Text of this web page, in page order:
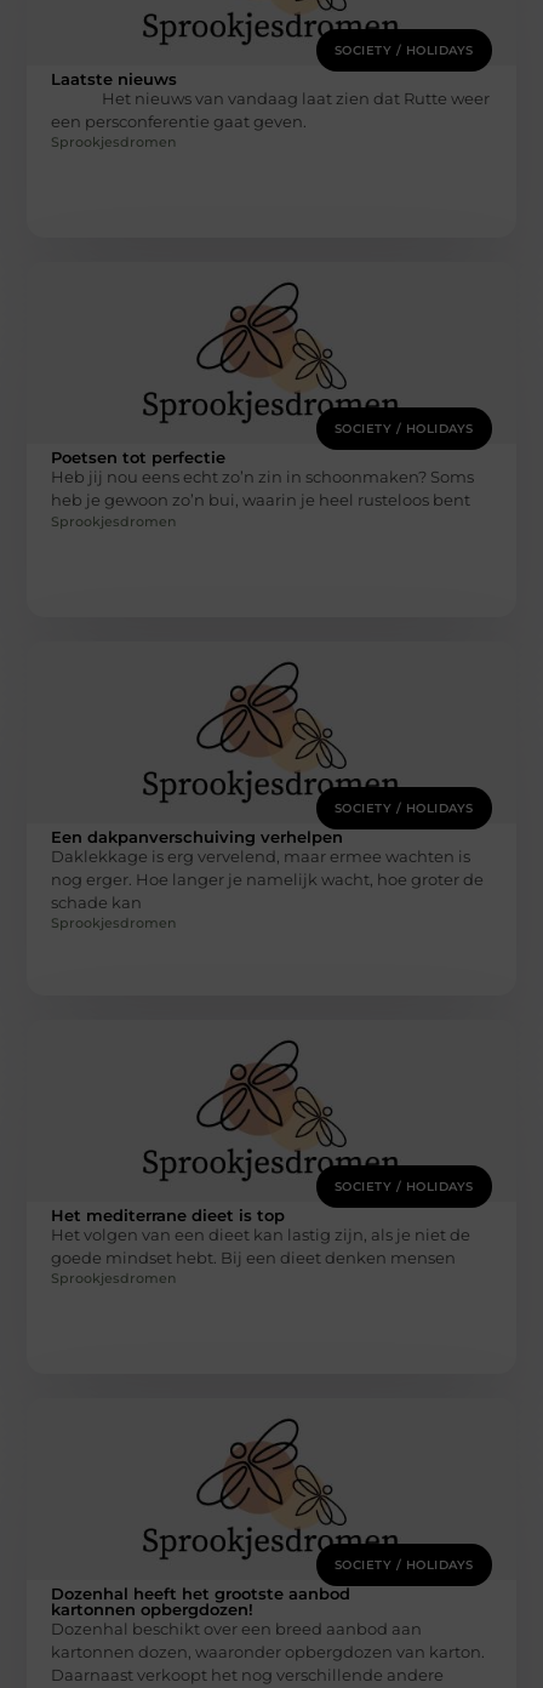
SOCIETY / HOLIDAYS
Laatste nieuws
Het nieuws van vandaag laat zien dat Rutte weer
een persconferentie gaat geven.
Sprookjesdromen
SOCIETY / HOLIDAYS
Poetsen tot perfectie
Heb jij nou eens echt zo’n zin in schoonmaken? Soms
heb je gewoon zo’n bui, waarin je heel rusteloos bent
Sprookjesdromen
SOCIETY / HOLIDAYS
Een dakpanverschuiving verhelpen
Daklekkage is erg vervelend, maar ermee wachten is
nog erger. Hoe langer je namelijk wacht, hoe groter de
schade kan
Sprookjesdromen
SOCIETY / HOLIDAYS
Het mediterrane dieet is top
Het volgen van een dieet kan lastig zijn, als je niet de
goede mindset hebt. Bij een dieet denken mensen
Sprookjesdromen
SOCIETY / HOLIDAYS
Dozenhal heeft het grootste aanbod
kartonnen opbergdozen!
Dozenhal beschikt over een breed aanbod aan
kartonnen dozen, waaronder opbergdozen van karton.
Daarnaast verkoopt het nog verschillende andere